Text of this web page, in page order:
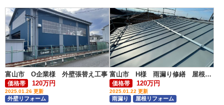
富山市 O企業様 外壁張替え工事
価格帯 120万円
2025.01.26 更新
外壁リフォーム
富山市 H様 雨漏り修繕 屋根カバー工事
価格帯 120万円
2025.01.22 更新
雨漏り 屋根リフォーム